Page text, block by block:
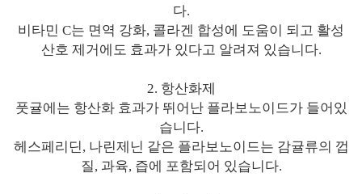
다.
비타민 C는 면역 강화, 콜라겐 합성에 도움이 되고 활성
산호 제거에도 효과가 있다고 알려져 있습니다.
2. 항산화제
풋귤에는 항산화 효과가 뛰어난 플라보노이드가 들어있
습니다.
헤스페리딘, 나린제닌 같은 플라보노이드는 감귤류의 껍
질, 과육, 즙에 포함되어 있습니다.